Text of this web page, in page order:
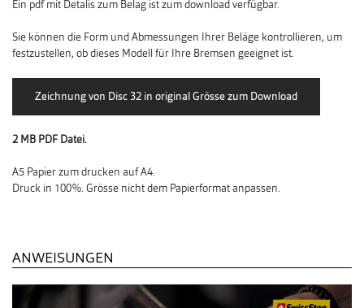
Ein pdf mit Detalis zum Belag ist zum download verfügbar.
Sie können die Form und Abmessungen Ihrer Beläge kontrollieren, um
festzustellen, ob dieses Modell für Ihre Bremsen geeignet ist.
2 MB PDF Datei.
A5 Papier zum drucken auf A4.
Druck in 100%. Grösse nicht dem Papierformat anpassen.
ANWEISUNGEN